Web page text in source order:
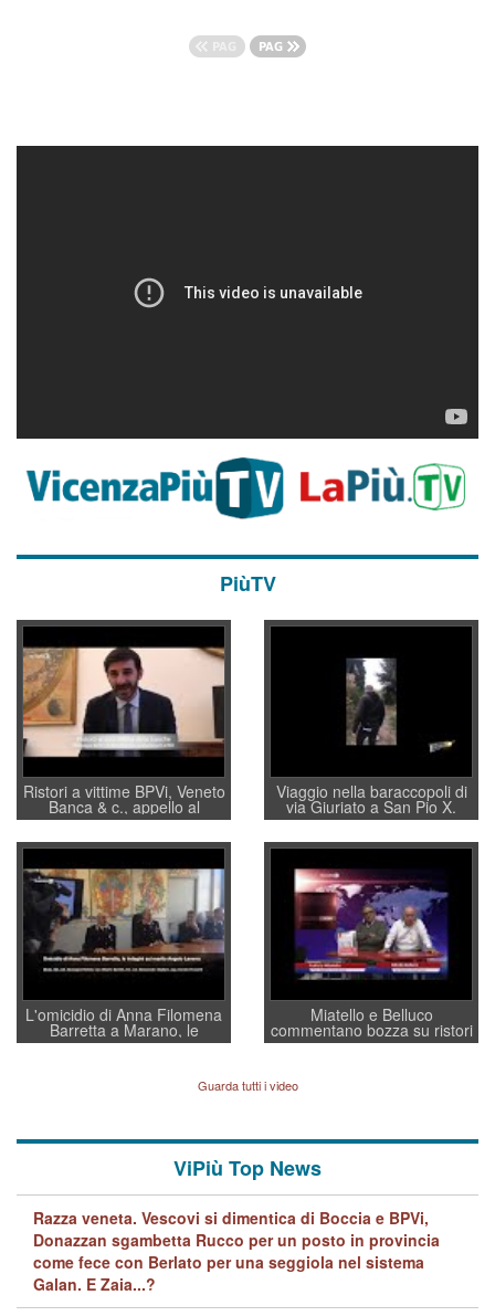
PiùTV
Ristori a vittime BPVi, Veneto
Banca & c., appello al
sottosegretario Alessio
Villarosa: per mettere ordine
convochi con Di Maio CNCU
a supporto della cabina di
regia al Mef
Viaggio nella baraccopoli di
via Giuriato a San Pio X.
Vicenza ai Vicentini: “faremo
un regalo di Natale ai
residenti”
L'omicidio di Anna Filomena
Barretta a Marano, le
indagini dei carabinieri di
quelle di... Barbara D'Urso
Miatello e Belluco
commentano bozza su ristori
BPVi e Veneto Banca
Guarda tutti i video
ViPiù Top News
Razza veneta. Vescovi si dimentica di Boccia e BPVi,
Donazzan sgambetta Rucco per un posto in provincia
come fece con Berlato per una seggiola nel sistema
Galan. E Zaia...?